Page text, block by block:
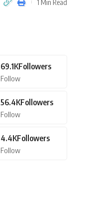
69.1KFollowers
Follow
56.4KFollowers
Follow
4.4KFollowers
Follow